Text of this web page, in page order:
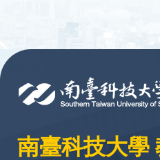
南臺科技大學